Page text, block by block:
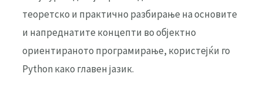
теоретско и практично разбирање на основите
и напреднатите концепти во објектно
ориентираното програмирање, користејќи го
Python како главен јазик.